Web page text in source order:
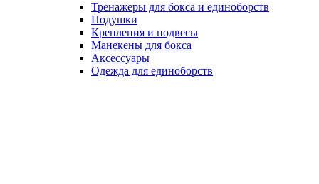
Тренажеры для бокса и единоборств
Подушки
Крепления и подвесы
Манекены для бокса
Аксессуары
Одежда для единоборств